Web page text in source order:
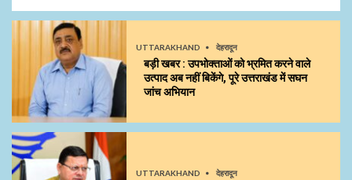
UTTARAKHAND देहरादून
बड़ी खबर : उपभोक्ताओं को भ्रमित करने वाले
उत्पाद अब नहीं बिकेंगे, पूरे उत्तराखंड में सघन
जांच अभियान
UTTARAKHAND देहरादून